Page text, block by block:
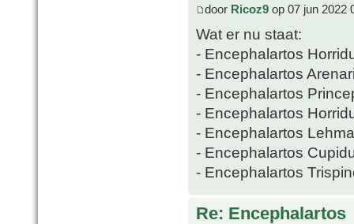
door Ricoz9 op 07 jun 2022
Wat er nu staat:
- Encephalartos
- Encephalartos
- Encephalartos
- Encephalartos
- Encephalartos
- Encephalartos
- Encephalartos
Re: Encephalartos